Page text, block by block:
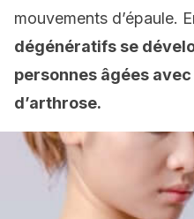
mouvements d’épaule.
dégénératifs se
personnes âgées
d’arthrose.